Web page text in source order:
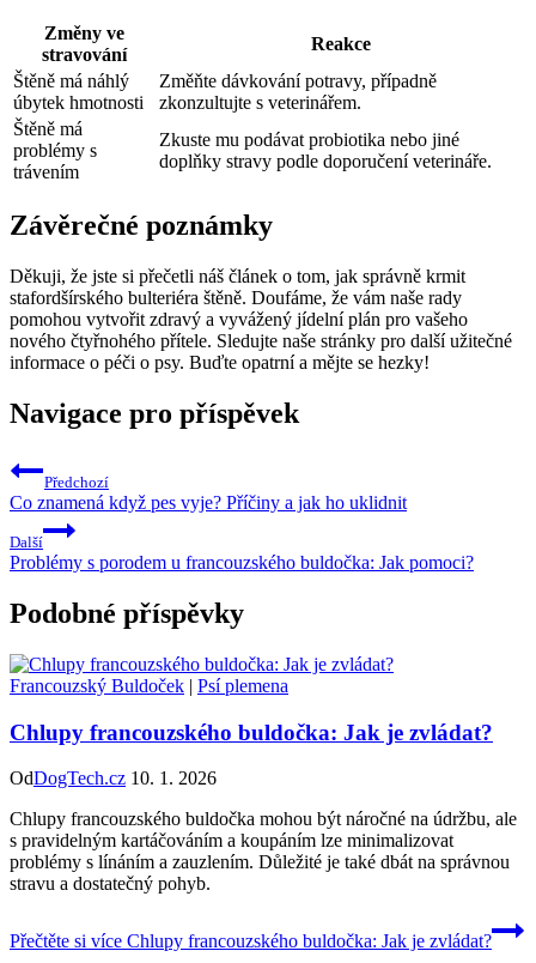
Změny ve
stravování
Reakce
Štěně má náhlý
úbytek hmotnosti
Změňte dávkování potravy, případně
zkonzultujte s veterinářem.
Štěně má
problémy s
trávením
Zkuste mu podávat probiotika nebo jiné
doplňky stravy podle doporučení veterináře.
Závěrečné poznámky
Děkuji, že jste si přečetli náš článek o tom, jak správně krmit
stafordšírského bulteriéra štěně. Doufáme, že vám naše rady
pomohou vytvořit zdravý a vyvážený jídelní plán pro vašeho
nového čtyřnohého přítele. Sledujte naše stránky pro další užitečné
informace o péči o psy. Buďte opatrní a mějte se hezky!
Navigace pro příspěvek
Předchozí
Co znamená když pes vyje? Příčiny a jak ho uklidnit
Další
Problémy s porodem u francouzského buldočka: Jak pomoci?
Podobné příspěvky
Francouzský Buldoček | Psí plemena
Chlupy francouzského buldočka: Jak je zvládat?
OdDogTech.cz 10. 1. 2026
Chlupy francouzského buldočka mohou být náročné na údržbu, ale
s pravidelným kartáčováním a koupáním lze minimalizovat
problémy s línáním a zauzlením. Důležité je také dbát na správnou
stravu a dostatečný pohyb.
Přečtěte si více Chlupy francouzského buldočka: Jak je zvládat?